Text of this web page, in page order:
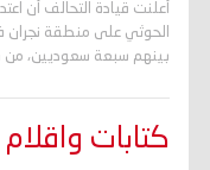
أعلنت قيادة التحالف أن
بينهم سبعة سعوديين،
كتابات واقلام